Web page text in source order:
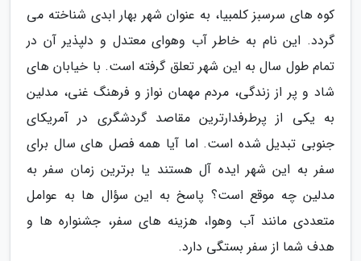
کوه های سرسبز کلمبیا، به عنوان شهر بهار ابدی شناخته می
گردد. این نام به خاطر آب وهوای معتدل و دلپذیر آن در
تمام طول سال به این شهر تعلق گرفته است. با خیابان های
شاد و پر از زندگی، مردم مهمان نواز و فرهنگ غنی، مدلین
به یکی از پرطرفدارترین مقاصد گردشگری در آمریکای
جنوبی تبدیل شده است. اما آیا همه فصل های سال برای
سفر به این شهر ایده آل هستند یا برترین زمان سفر به
مدلین چه موقع است؟ پاسخ به این سؤال ها به عوامل
متعددی مانند آب وهوا، هزینه های سفر، جشنواره ها و
هدف شما از سفر بستگی دارد.